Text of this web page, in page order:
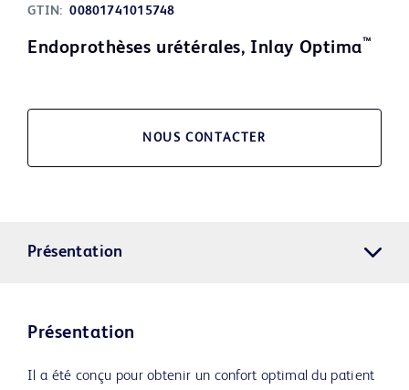
GTIN: 00801741015748
Endoprothèses urétérales, Inlay Optima™
NOUS CONTACTER
Présentation
Présentation
Il a été conçu pour obtenir un confort optimal du patient